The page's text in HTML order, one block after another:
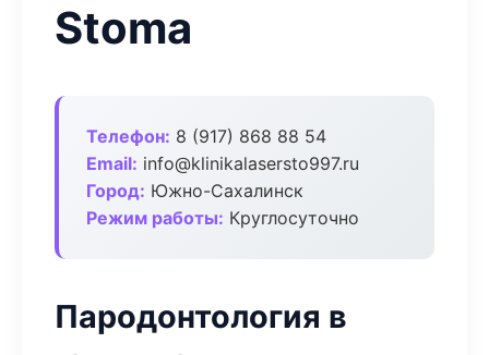
Stoma
Телефон: 8 (917) 868 88 54
Email: info@klinikalasersto997.ru
Город: Южно-Сахалинск
Режим работы: Круглосуточно
Пародонтология в